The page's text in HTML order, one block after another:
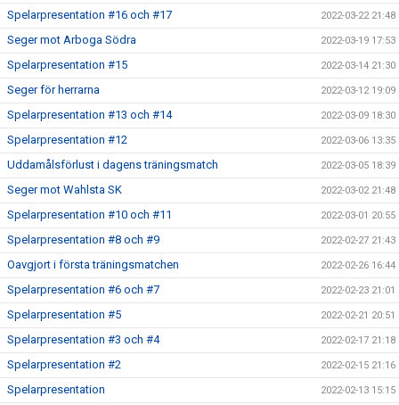
Spelarpresentation #16 och #17 2022-03-22 21:48
Seger mot Arboga Södra 2022-03-19 17:53
Spelarpresentation #15 2022-03-14 21:30
Seger för herrarna 2022-03-12 19:09
Spelarpresentation #13 och #14 2022-03-09 18:30
Spelarpresentation #12 2022-03-06 13:35
Uddamålsförlust i dagens träningsmatch 2022-03-05 18:39
Seger mot Wahlsta SK 2022-03-02 21:48
Spelarpresentation #10 och #11 2022-03-01 20:55
Spelarpresentation #8 och #9 2022-02-27 21:43
Oavgjort i första träningsmatchen 2022-02-26 16:44
Spelarpresentation #6 och #7 2022-02-23 21:01
Spelarpresentation #5 2022-02-21 20:51
Spelarpresentation #3 och #4 2022-02-17 21:18
Spelarpresentation #2 2022-02-15 21:16
Spelarpresentation 2022-02-13 15:15